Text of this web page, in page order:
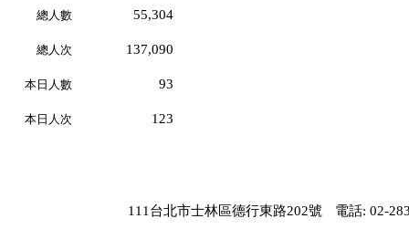
總人數 55,304
總人次 137,090
本日人數 93
本日人次 123
111台北市士林區德行東路202號 電話: 02-